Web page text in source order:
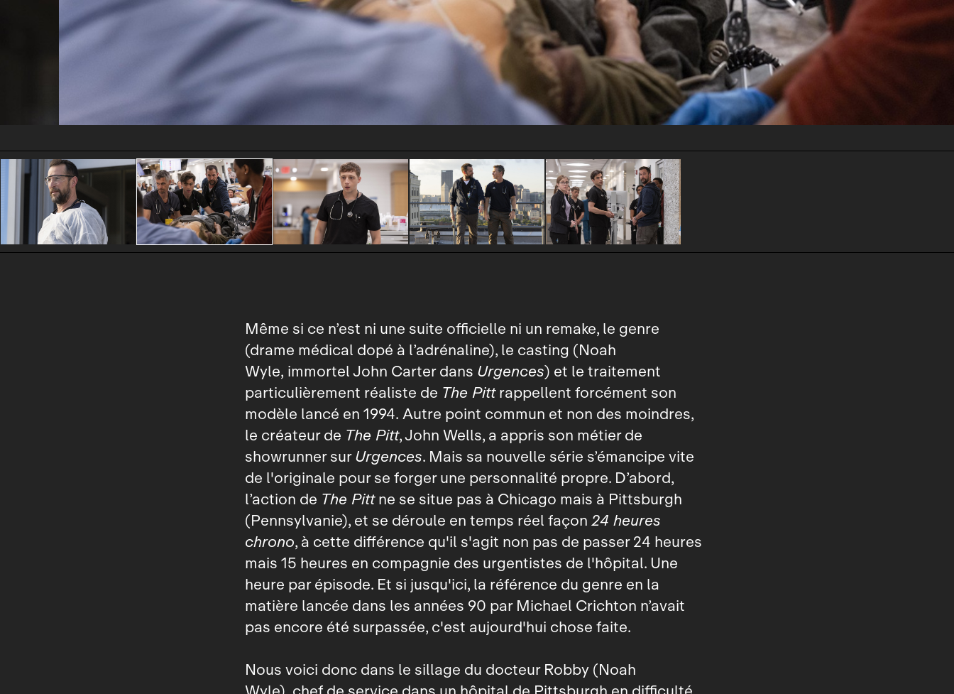
Même si ce n’est ni une suite officielle ni un remake, le genre
(drame médical dopé à l’adrénaline), le casting (Noah
Wyle, immortel John Carter dans Urgences) et le traitement
particulièrement réaliste de The Pittrappellent forcément son
modèle lancé en 1994. Autre point commun et non des moindres,
le créateur de The Pitt, John Wells, a appris son métier de
showrunner surUrgences. Mais sa nouvelle série s’émancipe vite
de l'originale pour se forger une personnalité propre. D’abord,
l’action de The Pittne se situe pas à Chicago mais à Pittsburgh
(Pennsylvanie), et se déroule en temps réel façon24 heures
chrono, à cette différence qu'il s'agit non pas de passer 24 heures
mais 15 heures en compagnie des urgentistes de l'hôpital. Une
heure par épisode. Et si jusqu'ici, la référence du genre en la
matière lancée dans les années 90 par Michael Crichton n’avait
pas encore été surpassée, c'est aujourd'hui chose faite.
Nous voici donc dans le sillage du docteur Robby (Noah